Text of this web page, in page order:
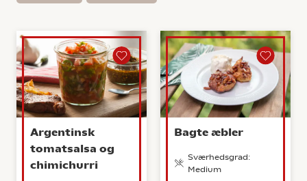
Argentinsk
tomatsalsa og
chimichurri
Bagte æbler
Sværhedsgrad:
Medium